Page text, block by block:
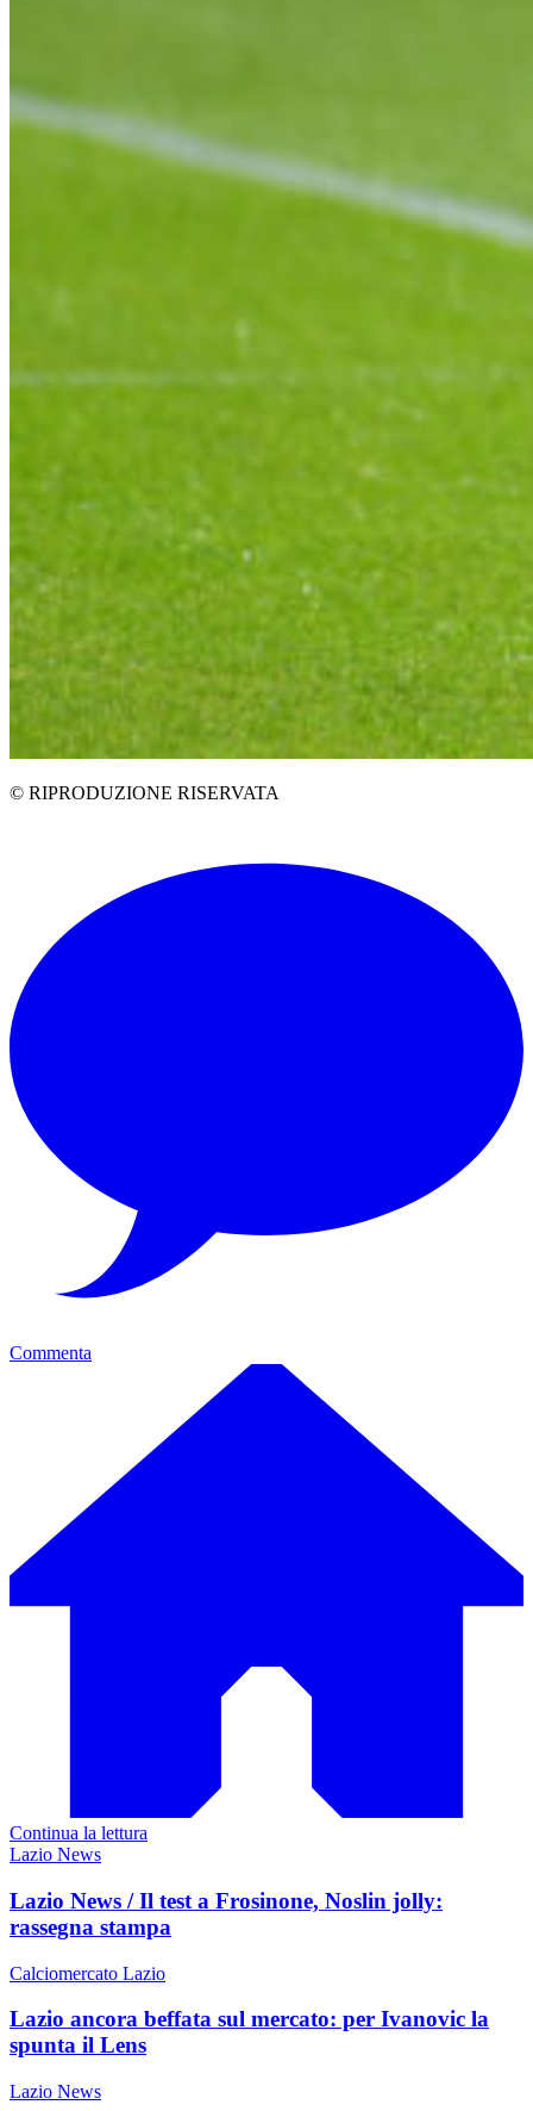
© RIPRODUZIONE RISERVATA
Commenta
Continua la lettura
Lazio News
Lazio News / Il test a Frosinone, Noslin jolly:
rassegna stampa
Calciomercato Lazio
Lazio ancora beffata sul mercato: per Ivanovic la
spunta il Lens
Lazio News